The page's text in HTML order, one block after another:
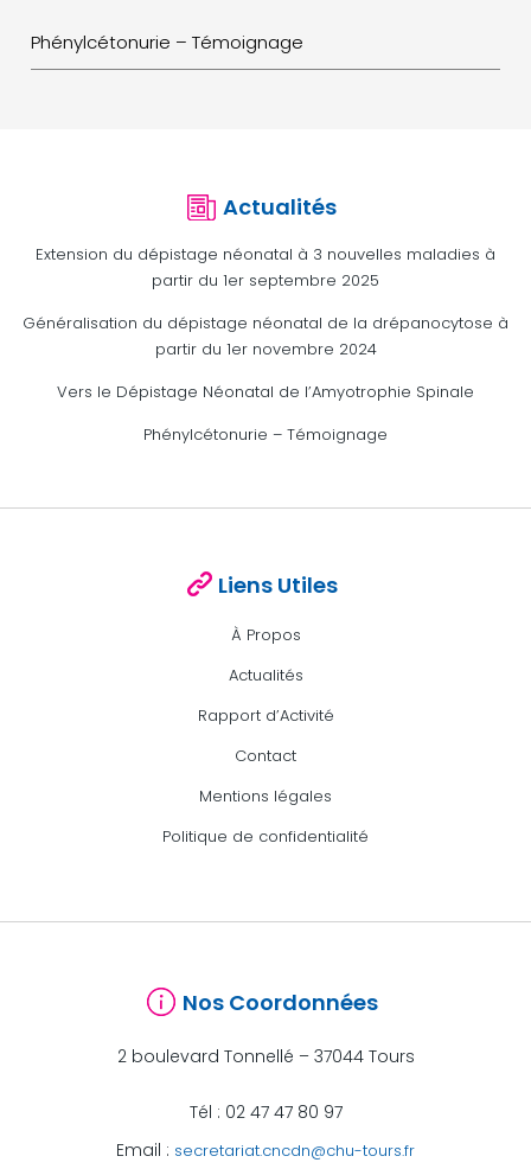
Phénylcétonurie – Témoignage
Actualités
Extension du dépistage néonatal à 3 nouvelles maladies à
partir du 1er septembre 2025
Généralisation du dépistage néonatal de la drépanocytose à
partir du 1er novembre 2024
Vers le Dépistage Néonatal de l’Amyotrophie Spinale
Phénylcétonurie – Témoignage
Liens Utiles
À Propos
Actualités
Rapport d’Activité
Contact
Mentions légales
Politique de confidentialité
Nos Coordonnées
2 boulevard Tonnellé – 37044 Tours
Tél : 02 47 47 80 97
Email : secretariat.cncdn@chu-tours.fr